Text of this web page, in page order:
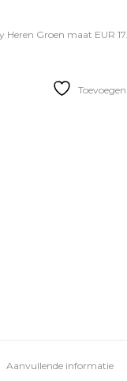
Groen maat EUR
Aanvullende informatie